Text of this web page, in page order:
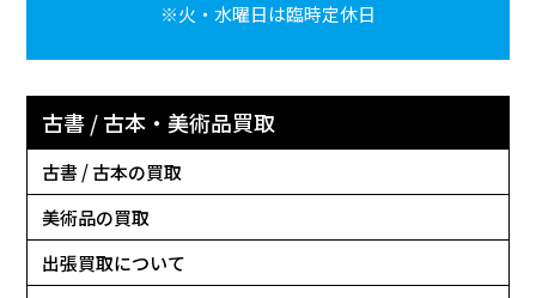
※火・水曜日は臨時定休日
古書 / 古本・美術品買取
古書 / 古本の買取
美術品の買取
出張買取について